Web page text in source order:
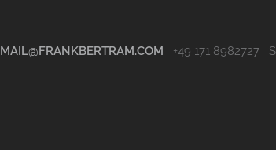
MAIL@FRANKBERTRAM.COM +49 171 8982727